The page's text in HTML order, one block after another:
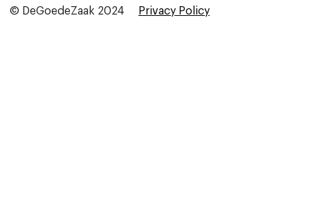
© DeGoedeZaak 2024 Privacy Policy